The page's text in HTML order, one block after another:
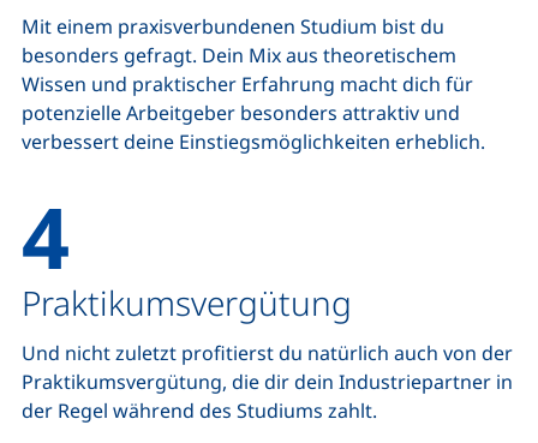
Mit einem praxisverbundenen Studium bist du
besonders gefragt. Dein Mix aus theoretischem
Wissen und praktischer Erfahrung macht dich für
potenzielle Arbeitgeber besonders attraktiv und
verbessert deine Einstiegsmöglichkeiten erheblich.
4
Praktikumsvergütung
Und nicht zuletzt profitierst du natürlich auch von der
Praktikumsvergütung, die dir dein Industriepartner in
der Regel während des Studiums zahlt.